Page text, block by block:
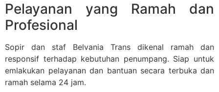
Pelayanan yang Ramah dan
Profesional
Sopir dan staf Belvania Trans dikenal ramah dan
responsif terhadap kebutuhan penumpang. Siap untuk
emlakukan pelayanan dan bantuan secara terbuka dan
ramah selama 24 jam.